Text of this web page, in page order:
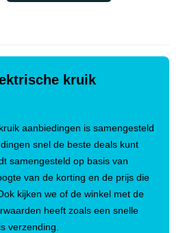
kruik
aanbiedingen is samengesteld
snel de beste deals kunt
samengesteld op basis van
van de korting en de prijs die
kijken we of de winkel met de
heeft zoals een snelle
verzending.